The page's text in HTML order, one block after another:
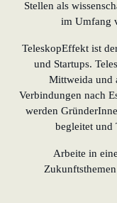
Stellen als
im Umfang
TeleskopEffekt ist
und Startups.
Mittweida und
Verbindungen nach
werden
begleitet und
Arbeite in